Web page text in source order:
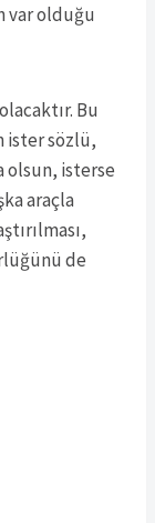
var olduğu
Bu
ister sözlü,
olsun, isterse
araçla
de